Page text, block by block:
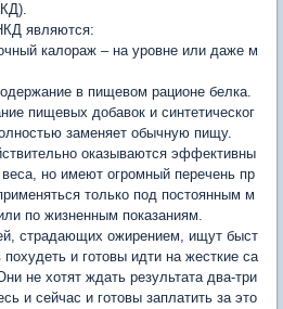
являются:
калораж – на уровне или даже м
в пищевом рационе белка.
пищевых добавок и синтетическог
заменяет обычную пищу.
оказываются эффективны
но имеют огромный перечень пр
только под постоянным м
по жизненным показаниям.
страдающих ожирением, ищут быст
и готовы идти на жесткие са
не хотят ждать результата два-три
и сейчас и готовы заплатить за это